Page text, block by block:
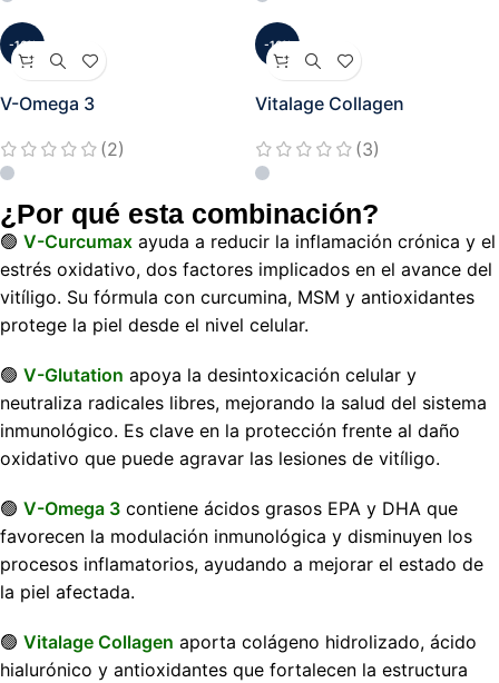
-16%
V-Omega 3
(2)
-16%
Vitalage Collagen
(3)
¿Por qué esta combinación?
🟢 V-Curcumax ayuda a reducir la inflamación crónica y el
estrés oxidativo, dos factores implicados en el avance del
vitíligo. Su fórmula con curcumina, MSM y antioxidantes
protege la piel desde el nivel celular.
🟢 V-Glutation apoya la desintoxicación celular y
neutraliza radicales libres, mejorando la salud del sistema
inmunológico. Es clave en la protección frente al daño
oxidativo que puede agravar las lesiones de vitíligo.
🟢 V-Omega 3 contiene ácidos grasos EPA y DHA que
favorecen la modulación inmunológica y disminuyen los
procesos inflamatorios, ayudando a mejorar el estado de
la piel afectada.
🟢 Vitalage Collagen aporta colágeno hidrolizado, ácido
hialurónico y antioxidantes que fortalecen la estructura